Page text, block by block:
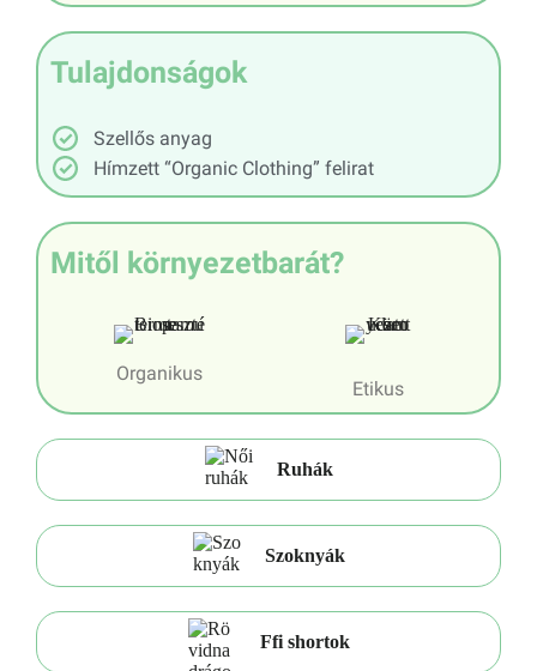
Tulajdonságok
Szellős anyag
Hímzett “Organic Clothing” felirat
Mitől környezetbarát?
Organikus
Etikus
Ruhák
Szoknyák
Ffi shortok